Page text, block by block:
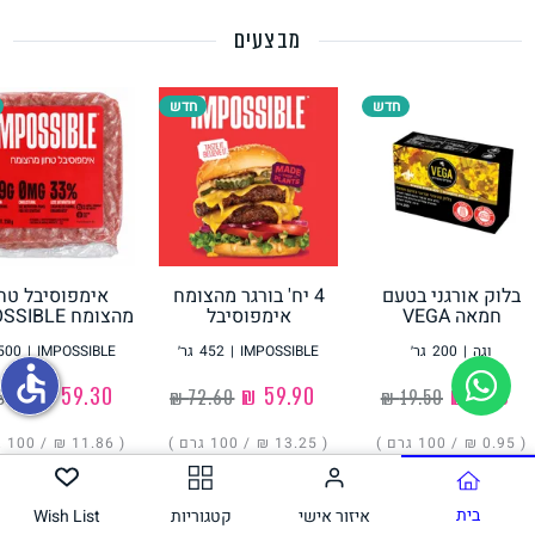
גבינות טבעוניות
מבצעים
חדש
בלוק אורגני בטעם
חמאה VEGA
200 גר׳ | וגה
‏19.50 ₪ ‏1.90 ₪
( ‏0.95 ₪ / 100 גרם )
חדש
4 יח' בורגר מהצומח
אימפוסיבל
452 גר׳ | IMPOSSIBLE
‏72.60 ₪
( ‏13.25 ₪ / 100 גרם )
אימפוסיבל
מהצומח IMPOSSIBLE
| IMPOSSIBLE
‏68.00 ₪
( ‏11.86 ₪ / 100 גרם
הוסיפו בית איזור אישי קטגוריות Wish List
accessible